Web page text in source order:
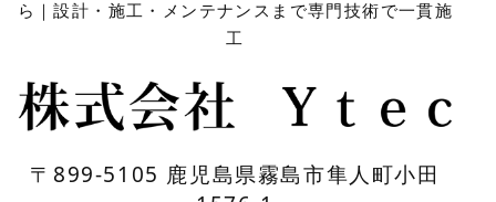
ら｜設計・施工・メンテナンスまで専門技術で一貫施
工
〒899-5105 鹿児島県霧島市隼人町小田